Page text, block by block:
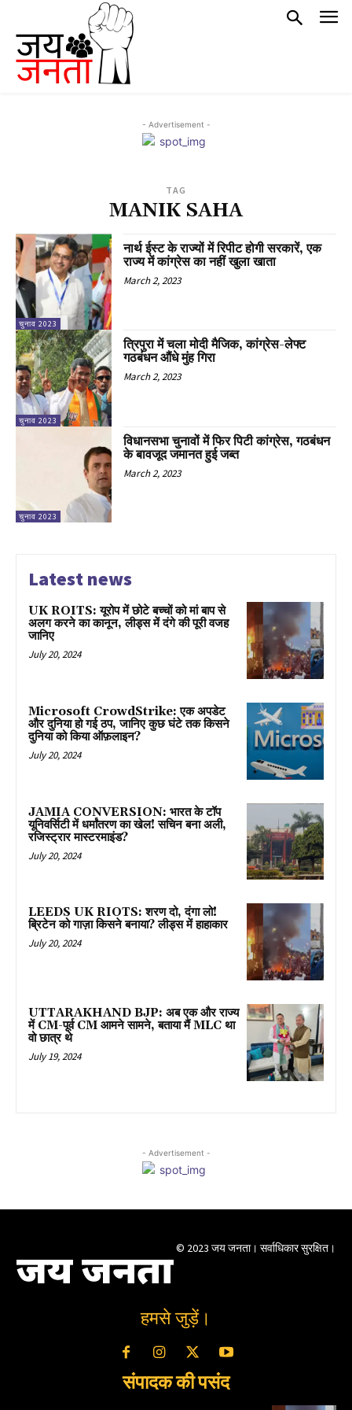
- Advertisement -
TAG
MANIK SAHA
चुनाव 2023
नार्थ ईस्ट के राज्यों में रिपीट होगी सरकारें, एक
राज्य में कांग्रेस का नहीं खुला खाता
March 2, 2023
चुनाव 2023
त्रिपुरा में चला मोदी मैजिक, कांग्रेस-लेफ्ट
गठबंधन औंधे मुंह गिरा
March 2, 2023
चुनाव 2023
विधानसभा चुनावों में फिर पिटी कांग्रेस, गठबंधन
के बावजूद जमानत हुई जब्त
March 2, 2023
Latest news
UK ROITS: यूरोप में छोटे बच्चों को मां बाप से
अलग करने का कानून, लीड्स में दंगे की पूरी वजह
जानिए
July 20, 2024
Microsoft CrowdStrike: एक अपडेट
और दुनिया हो गई ठप, जानिए कुछ घंटे तक किसने
दुनिया को किया ऑफ़लाइन?
July 20, 2024
JAMIA CONVERSION: भारत के टॉप
यूनिवर्सिटी में धर्मांतरण का खेल! सचिन बना अली,
रजिस्ट्रार मास्टरमाइंड?
July 20, 2024
LEEDS UK RIOTS: शरण दो, दंगा लो!
ब्रिटेन को गाज़ा किसने बनाया? लीड्स में हाहाकार
July 20, 2024
UTTARAKHAND BJP: अब एक और राज्य
में CM-पूर्व CM आमने सामने, बताया मैं MLC था
वो छात्र थे
July 19, 2024
- Advertisement -
जय जनता © 2023 जय जनता। सर्वाधिकार सुरक्षित।
हमसे जुड़ें।
संपादक की पसंद